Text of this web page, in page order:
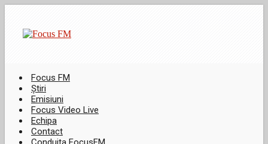
Focus FM
Știri
Emisiuni
Focus Video Live
Echipa
Contact